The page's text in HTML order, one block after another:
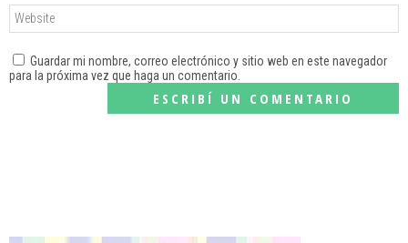
Guardar mi nombre, correo electrónico y sitio web en este navegador
para la próxima vez que haga un comentario.